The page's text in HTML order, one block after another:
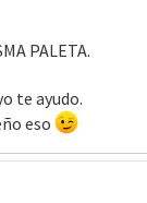
PALETA.
te ayudo.
eso